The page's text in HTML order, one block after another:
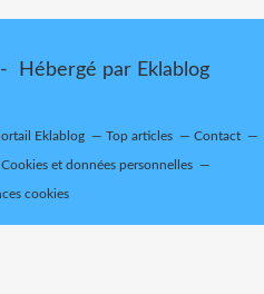
Hébergé par Eklablog
Eklablog Top articles Contact
Cookies et données personnelles
cookies